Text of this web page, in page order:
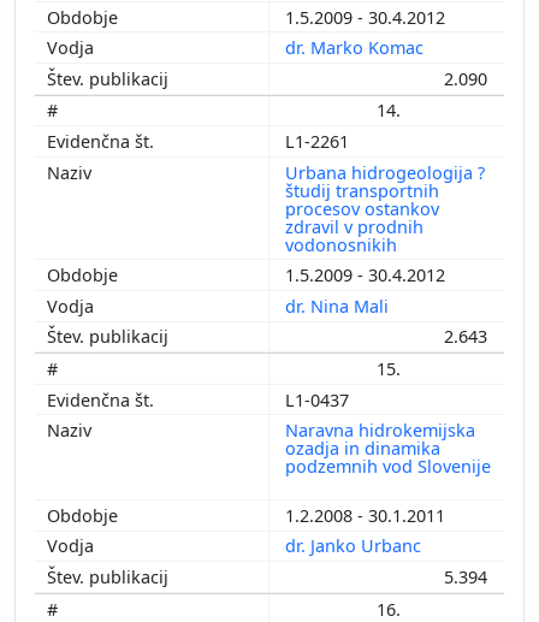
1.5.2009 - 30.4.2012
dr. Marko Komac
2.090
14.
L1-2261
Urbana hidrogeologija ?
študij transportnih
procesov ostankov
zdravil v prodnih
vodonosnikih
1.5.2009 - 30.4.2012
dr. Nina Mali
2.643
15.
L1-0437
Naravna hidrokemijska
ozadja in dinamika
podzemnih vod Slovenije
1.2.2008 - 30.1.2011
dr. Janko Urbanc
5.394
16.